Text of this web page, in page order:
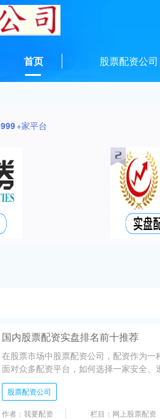
首页 股票配资公司
999+家平台
国内股票配资实盘排名前十推荐
在股票市场中股票配资公司，配资作为一
面对众多配资平台，如何选择一家安全
股票配资公司
作者：我要配资 栏目：网上股票配资